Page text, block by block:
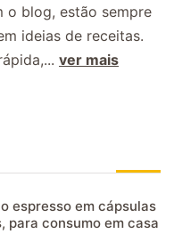
o blog, estão sempre
ideias de receitas.
ver mais
espresso em cápsulas
para consumo em casa